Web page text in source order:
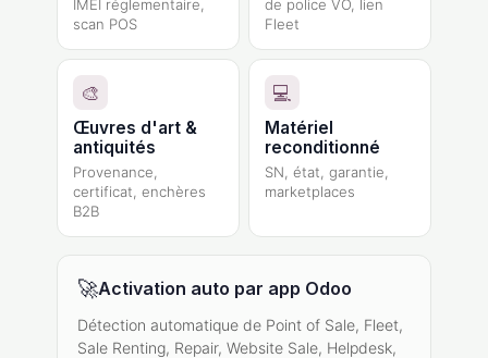
IMEI réglementaire,
scan POS
de police VO, lien
Fleet
🎨
Œuvres d'art &
antiquités
Provenance,
certificat, enchères
B2B
💻
Matériel
reconditionné
SN, état, garantie,
marketplaces
🚀Activation auto par app Odoo
Détection automatique de Point of Sale, Fleet,
Sale Renting, Repair, Website Sale, Helpdesk,